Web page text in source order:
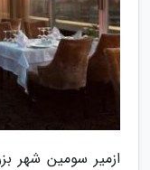
ازمیر سومین شهر